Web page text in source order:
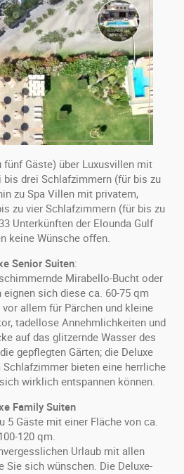
Gäste) über Luxusvillen mit
bis drei Schlafzimmern (für bis zu
zu Spa Villen mit privatem,
zu vier Schlafzimmern (für bis zu
Unterkünften der Elounda Gulf
keine Wünsche offen.
Senior Suiten:
Mirabello-Bucht oder
eignen sich diese ca. 60-75 qm
allem für Pärchen und kleine
tadellose Annehmlichkeiten und
auf das glitzernde Wasser des
gepflegten Gärten; die Deluxe
bieten eine herrliche
wirklich entspannen können.
Family Suiten
5 Gäste mit einer Fläche von ca.
120 qm.
Urlaub mit allen
Sie sich wünschen. Die Deluxe-